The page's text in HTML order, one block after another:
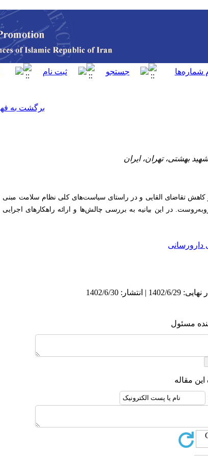
برگشت به
بهشتی، تهران، ایران
کاهش تقاضای القایی و در راستای سیاست‌های کلی نظام سلامت مبنی
از سال 1401 اجرا شد، با چالش‌هایی روبه‌روست. در این بیانیه به بررسی چالش‌ها و ارائه راهکارهای اجرایی
دارورسانی
مسئول
مقاله